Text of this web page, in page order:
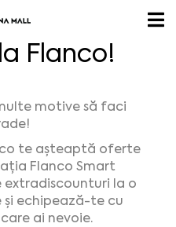
Flanco!
motive să faci
te așteaptă oferte
Flanco Smart
extradiscounturi la o
și echipează-te cu
ai nevoie.